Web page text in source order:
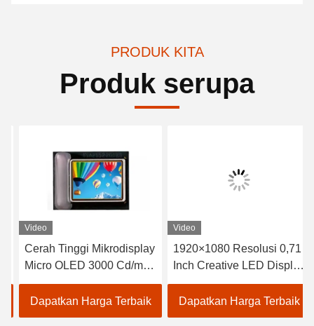
PRODUK KITA
Produk serupa
Video
Cerah Tinggi Mikrodisplay
Micro OLED 3000 Cd/m2
Area Aktif
15.19mm×14.36mm Strip
RGB Vertikal Penyusunan
Dapatkan Harga Terbaik
Video
1920×1080 Resolusi 0,71
Inch Creative LED Display
Screen untuk kebutuhan
Anda
Dapatkan Harga Terbaik